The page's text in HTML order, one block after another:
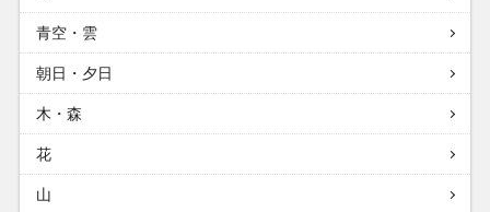
青空・雲
朝日・夕日
木・森
花
山